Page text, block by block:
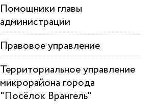
Помощники главы
администрации
Правовое управление
Территориальное управление
микрорайона города
"Посёлок Врангель"